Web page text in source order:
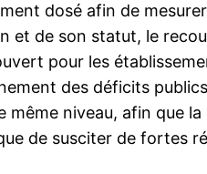
dosé afin de
et de son statut, le
pour les
des déficits
niveau, afin que
de susciter de fortes